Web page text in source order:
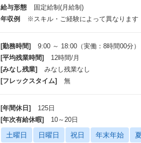
給与形態
固定給制(月給制)
年収例
※スキル・ご経験によって異なります
[勤務時間]
9:00 ～ 18:00（実働：8時間00分
[平均残業時間]
12時間/月
[みなし残業]
みなし残業なし
[フレックスタイム]
無
[年間休日]
125日
[年次有給休暇]
10～20日
土曜日 日曜日 祝日 年末年始